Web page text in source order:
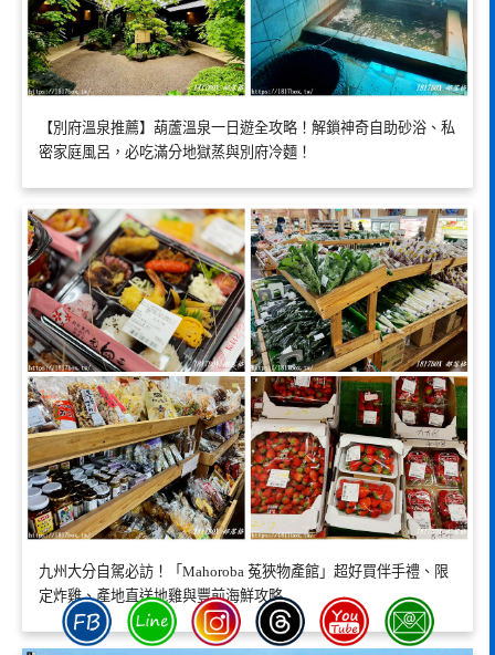
【別府溫泉推薦】葫蘆溫泉一日遊全攻略！解鎖神奇自助砂浴、私
密家庭風呂，必吃滿分地獄蒸與別府冷麵！
九州大分自駕必訪！「Mahoroba 菟狹物產館」超好買伴手禮、限
定炸雞、產地直送地雞與豐前海鮮攻略